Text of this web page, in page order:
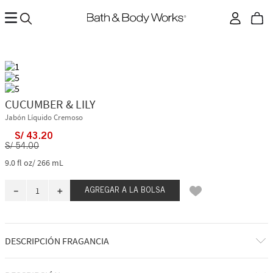
CUCUMBER & LILY
Jabón Líquido Cremoso
S/ 43.20
S/ 54.00
9.0 fl oz/ 266 mL
＋
－ AGREGAR A LA BOLSA
DESCRIPCIÓN FRAGANCIA
Es tan fresco y fragante como un ramo de lirios bañado por el rocío.